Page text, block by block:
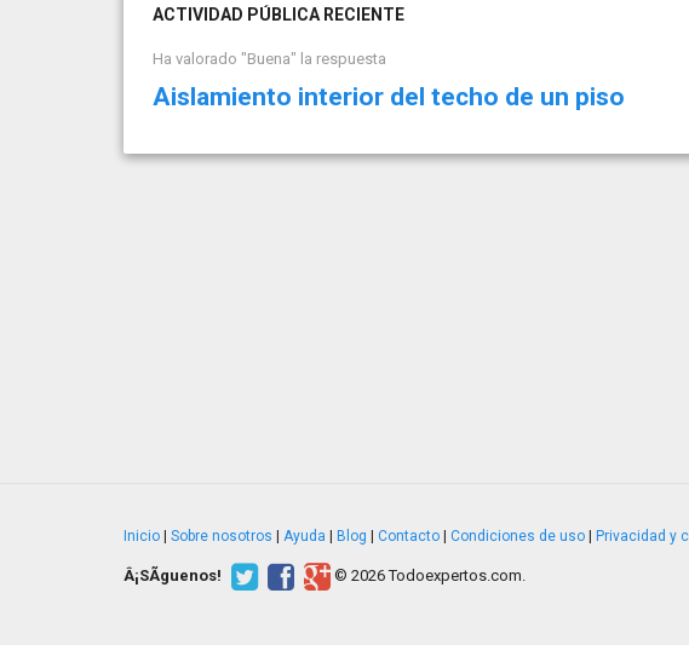
ACTIVIDAD PÚBLICA RECIENTE
Ha valorado "Buena" la respuesta
Aislamiento interior del techo de un piso
Inicio Sobre nosotros Ayuda Blog Contacto Condiciones de uso Privacidad y
Â¡SÃ­guenos! © 2026 Todoexpertos.com.